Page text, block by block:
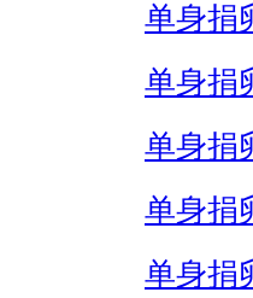
单身捐
单身捐
单身捐
单身捐
单身捐